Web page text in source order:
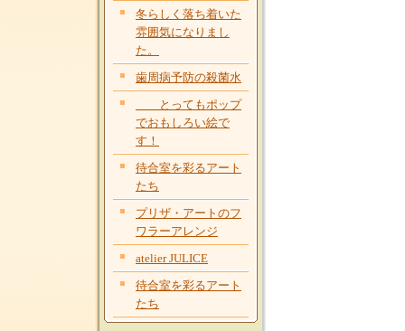
冬らしく落ち着いた
雰囲気になりまし
た。
歯周病予防の殺菌水
とってもポップ
でおもしろい絵で
す！
待合室を彩るアート
たち
プリザ・アートのフ
ワラーアレンジ
atelier JULICE
待合室を彩るアート
たち